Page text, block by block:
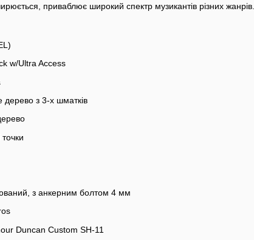
приваблює широкий спектр музикантів різних жанрів.
w/Ultra Access
з 3-х шматків
з анкерним болтом 4 мм
Duncan Custom SH-11